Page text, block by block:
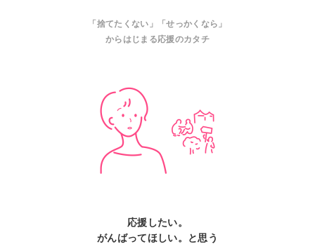
「捨てたくない」「せっかくなら」
からはじまる応援のカタチ
応援したい。
がんばってほしい。と思う